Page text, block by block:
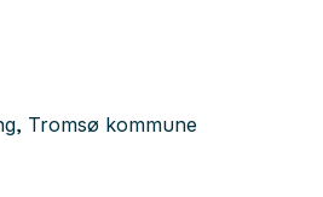
Tromsø kommune